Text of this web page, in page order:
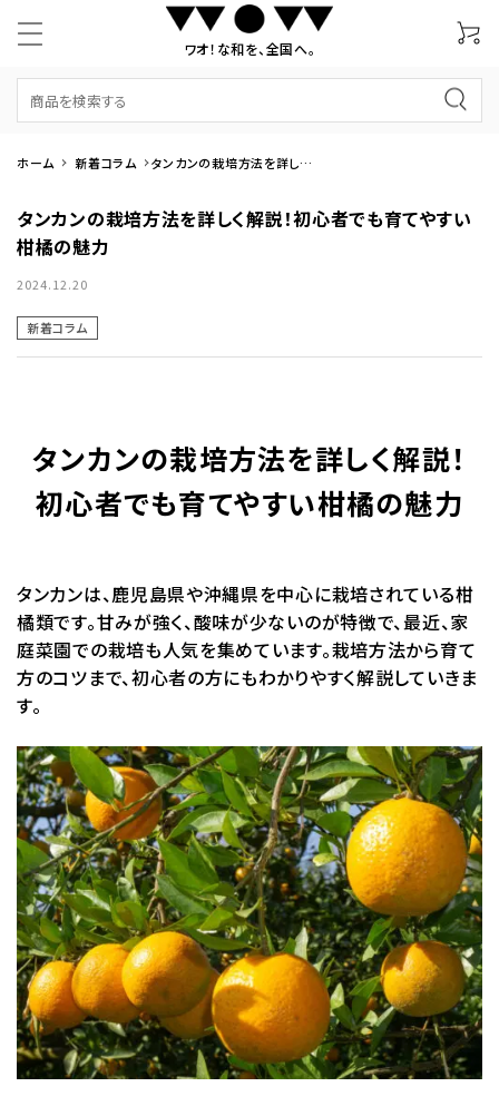
ワオ！な和を、全国へ。
ホーム 新着コラム
タンカンの栽培方法を詳しく
タンカンの栽培方法を詳しく解説！初心者でも育てやすい
柑橘の魅力
2024.12.20
新着コラム
タンカンの栽培方法を詳しく解説！
初心者でも育てやすい柑橘の魅力
タンカンは、鹿児島県や沖縄県を中心に栽培されている柑
橘類です。甘みが強く、酸味が少ないのが特徴で、最近、家
庭菜園での栽培も人気を集めています。栽培方法から育て
方のコツまで、初心者の方にもわかりやすく解説していきま
す。